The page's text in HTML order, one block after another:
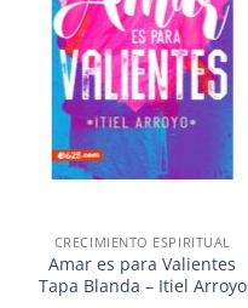
CRECIMIENTO ESPIRITUAL
Amar es para Valientes
Tapa Blanda – Itiel Arroyo